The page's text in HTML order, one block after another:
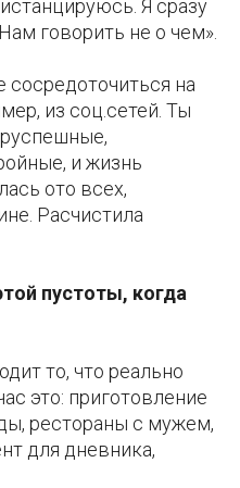
Я сразу
говорить не о чем».
сосредоточиться на
из соц.сетей. Ты
и жизнь
ото всех,
Расчистила
пустоты, когда
то, что реально
это: приготовление
рестораны с мужем,
для дневника,